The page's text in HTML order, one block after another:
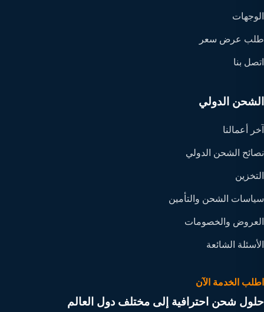
الوجهات
طلب عرض سعر
اتصل بنا
الشحن الدولي
آخر أعمالنا
نصائح الشحن الدولي
التخزين
سياسات الشحن والتأمين
العروض والخصومات
الأسئلة الشائعة
اطلب الخدمة الآن
حلول شحن احترافية إلى مختلف دول العالم